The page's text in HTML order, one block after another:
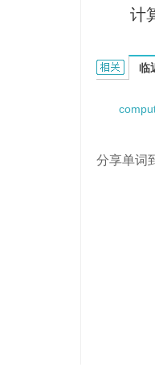
计
computer
临
分享单词